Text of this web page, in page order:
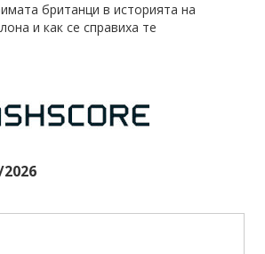
британци в историята на
и как се справиха те